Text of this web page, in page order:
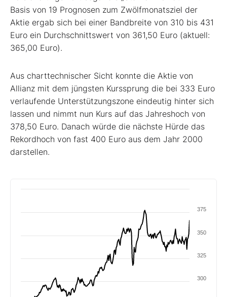
Basis von 19 Prognosen zum Zwölfmonatsziel der
Aktie ergab sich bei einer Bandbreite von 310 bis 431
Euro ein Durchschnittswert von 361,50 Euro (aktuell:
365,00 Euro).
Aus charttechnischer Sicht konnte die Aktie von
Allianz mit dem jüngsten Kurssprung die bei 333 Euro
verlaufende Unterstützungszone eindeutig hinter sich
lassen und nimmt nun Kurs auf das Jahreshoch von
378,50 Euro. Danach würde die nächste Hürde das
Rekordhoch von fast 400 Euro aus dem Jahr 2000
darstellen.
300
325
350
375